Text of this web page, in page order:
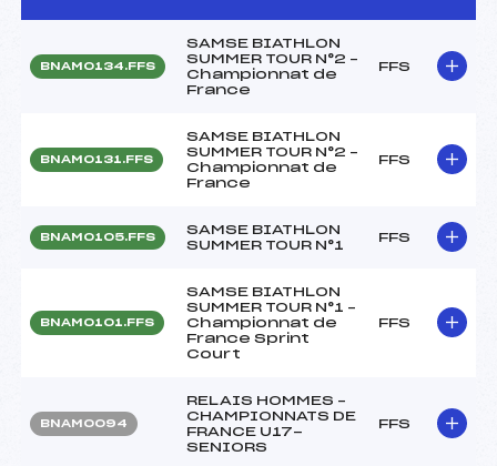
BNAM0134.FFS
SAMSE BIATHLON
SUMMER TOUR N°2 –
Championnat de
France
FFS
BNAM0131.FFS
SAMSE BIATHLON
SUMMER TOUR N°2 –
Championnat de
France
FFS
BNAM0105.FFS
SAMSE BIATHLON
SUMMER TOUR N°1
FFS
BNAM0101.FFS
SAMSE BIATHLON
SUMMER TOUR N°1 –
Championnat de
France Sprint
Court
FFS
BNAM0094
RELAIS HOMMES –
CHAMPIONNATS DE
FRANCE U17-
SENIORS
FFS